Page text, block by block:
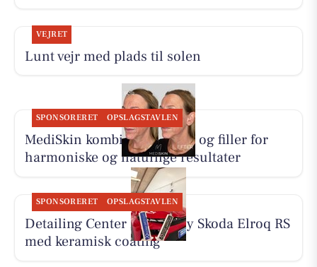
VEJRET
Lunt vejr med plads til solen
SPONSORERET OPSLAGSTAVLEN
MediSkin kombinerer botox og filler for
harmoniske og naturlige resultater
SPONSORERET OPSLAGSTAVLEN
Detailing Center klargør ny Skoda Elroq RS
med keramisk coating